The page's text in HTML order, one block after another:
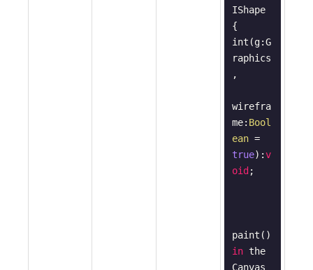
IShape
{
int(g:G
raphics
,
wirefra
me: Bool
ean
true):v
oid ;
in the